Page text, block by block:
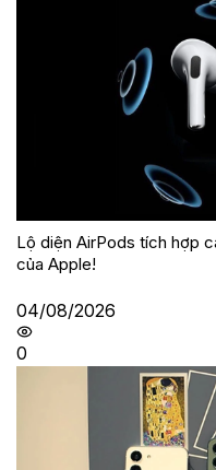
Lộ diện AirPods tích hợp
của Apple!
04/08/2026
0